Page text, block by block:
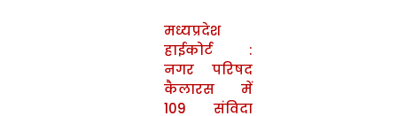
मध्यप्रदेश
हाईकोर्ट :
नगर परिषद
कैलारस में
109 संविदा